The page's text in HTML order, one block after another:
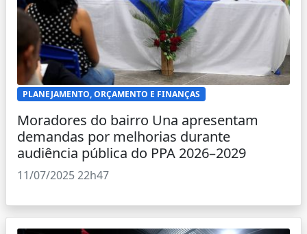
PLANEJAMENTO, ORÇAMENTO E FINANÇAS
Moradores do bairro Una apresentam
demandas por melhorias durante
audiência pública do PPA 2026–2029
11/07/2025 22h47